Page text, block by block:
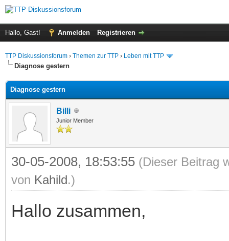
Hallo, Gast! Anmelden Registrieren
TTP Diskussionsforum › Themen zur TTP › Leben mit TTP
Diagnose gestern
Diagnose gestern
Billi
Junior Member
30-05-2008, 18:53:55 (Dieser Beitrag
von Kahild.)
Hallo zusammen,